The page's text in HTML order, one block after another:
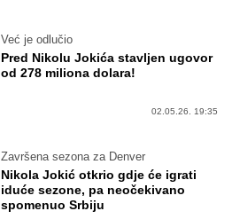
Već je odlučio
Pred Nikolu Jokića stavljen ugovor
od 278 miliona dolara!
02.05.26. 19:35
Završena sezona za Denver
Nikola Jokić otkrio gdje će igrati
iduće sezone, pa neočekivano
spomenuo Srbiju